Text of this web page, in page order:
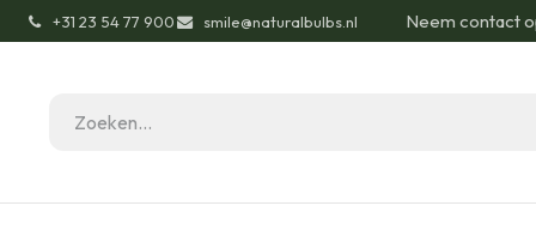
͏+31 23 54 77 900 smile@naturalbulbs.nl Neem contact